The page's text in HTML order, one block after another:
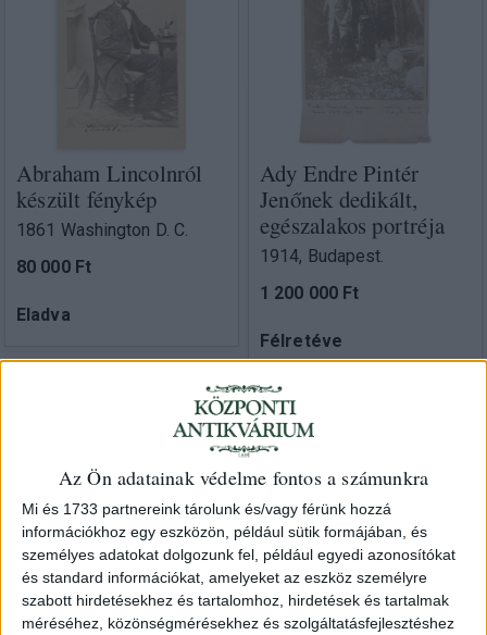
Az Ön adatainak védelme fontos a számunkra
Mi és 1733 partnereink tárolunk és/vagy férünk hozzá
információkhoz egy eszközön, például sütik formájában, és
személyes adatokat dolgozunk fel, például egyedi azonosítókat
és standard információkat, amelyeket az eszköz személyre
szabott hirdetésekhez és tartalomhoz, hirdetések és tartalmak
méréséhez, közönségmérésekhez és szolgáltatásfejlesztéshez
Abraham Lincolnról
készült fénykép
1861 Washington D. C.
80 000 Ft
Eladva
Ady Endre Pintér
Jenőnek dedikált,
egészalakos portréja
1914, Budapest.
1 200 000 Ft
Félretéve